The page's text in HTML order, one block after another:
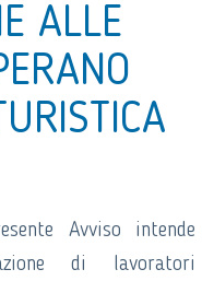
ALLE
Avviso intende
di lavoratori